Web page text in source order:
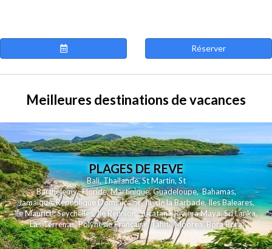
Réserver
Meilleures destinations de vacances
PLAGES DE REVE
Bali,Thailande,St Martin,St
Barthelemy,Floride,Martinique,Guadeloupe,Bahamas,
Jamaique,Republique Dominicaine,Ile de la Barbade,Iles Baleares,
Ile Maurice,Seychelles,Ile Reunion ,Yucatan - Riviera Maya,Sri Lanka,
Las Terrenas,Polynesie Française,Tahiti,Moorea, Bora Bora